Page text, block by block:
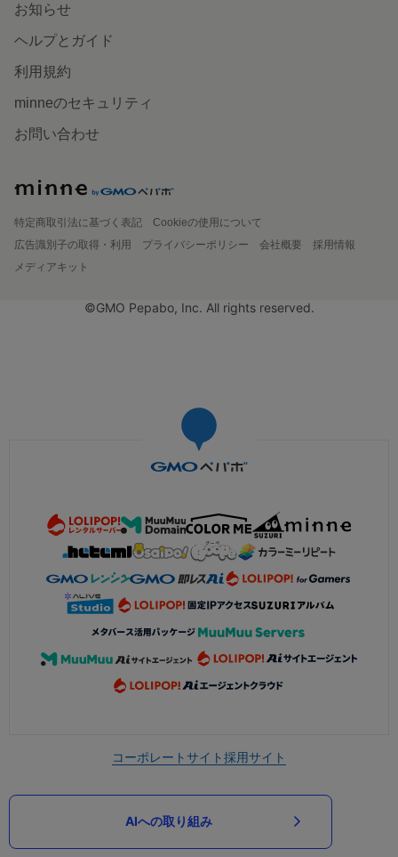
お知らせ
ヘルプとガイド
利用規約
minneのセキュリティ
お問い合わせ
特定商取引法に基づく表記
Cookieの使用について
広告識別子の取得・利用
プライバシーポリシー 会社概要
採用情報
メディアキット
©GMO Pepabo, Inc. All rights reserved.
コーポレートサイト採用サイト
AIへの取り組み